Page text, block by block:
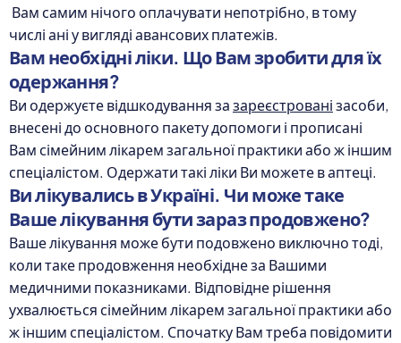
Вам самим нічого оплачувати непотрібно, в тому
числі ані у вигляді авансових платежів.
Вам необхідні ліки. Що Вам зробити для їх
одержання?
Ви одержуєте відшкодування зазареєстрованізасоби,
внесені до основного пакету допомоги і прописані
Вам сімейним лікарем загальної практики або ж іншим
спеціалістом. Одержати такі ліки Ви можете в аптеці.
Ви лікувались в Україні. Чи може таке
Ваше лікування бути зараз продовжено?
Ваше лікування може бути подовжено виключно тоді,
коли таке продовження необхідне за Вашими
медичними показниками. Відповідне рішення
ухвалюється сімейним лікарем загальної практики або
ж іншим спеціалістом. Спочатку Вам треба повідомити